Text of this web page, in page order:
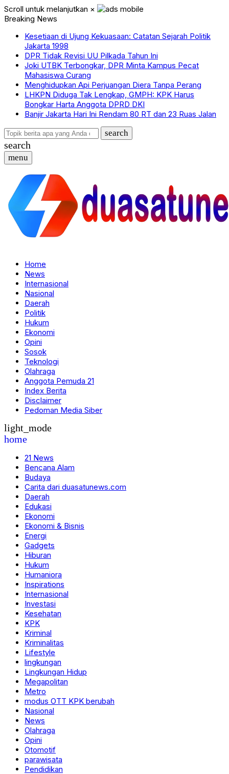
Scroll untuk melanjutkan ×
Breaking News
Kesetiaan di Ujung Kekuasaan: Catatan Sejarah Politik
Jakarta 1998
DPR Tidak Revisi UU Pilkada Tahun Ini
Joki UTBK Terbongkar, DPR Minta Kampus Pecat
Mahasiswa Curang
Menghidupkan Api Perjuangan Diera Tanpa Perang
LHKPN Diduga Tak Lengkap, GMPH: KPK Harus
Bongkar Harta Anggota DPRD DKI
Banjir Jakarta Hari Ini Rendam 80 RT dan 23 Ruas Jalan
search
search
menu
Home
News
Internasional
Nasional
Daerah
Politik
Hukum
Ekonomi
Opini
Sosok
Teknologi
Olahraga
Anggota Pemuda 21
Index Berita
Disclaimer
Pedoman Media Siber
light_mode
home
21 News
Bencana Alam
Budaya
Carita dari duasatunews.com
Daerah
Edukasi
Ekonomi
Ekonomi & Bisnis
Energi
Gadgets
Hiburan
Hukum
Humaniora
Inspirations
Internasional
Investasi
Kesehatan
KPK
Kriminal
Kriminalitas
Lifestyle
lingkungan
Lingkungan Hidup
Megapolitan
Metro
modus OTT KPK berubah
Nasional
News
Olahraga
Opini
Otomotif
parawisata
Pendidikan